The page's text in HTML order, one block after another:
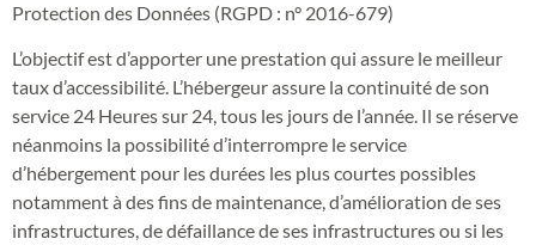
Protection des Données (RGPD : n° 2016-679)
L’objectif est d’apporter une prestation qui assure le meilleur
taux d’accessibilité. L’hébergeur assure la continuité de son
service 24 Heures sur 24, tous les jours de l’année. Il se réserve
néanmoins la possibilité d’interrompre le service
d’hébergement pour les durées les plus courtes possibles
notamment à des fins de maintenance, d’amélioration de ses
infrastructures, de défaillance de ses infrastructures ou si les